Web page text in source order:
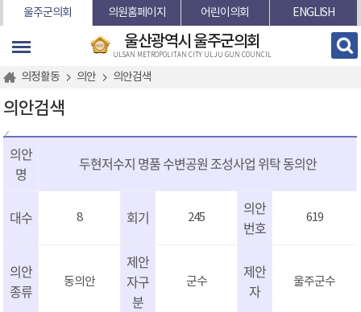
본문바로가기
울주군의회 의원홈페이지 어린이의회 ENGLISH
울산광역시 울주군의회
ULSAN METROPOLITAN CITY ULJU GUN COUNCIL
의정활동 의안 의안검색
의안검색
의안
명
두현저수지 명품 수변공원 조성사업 위탁 동의안
대수 8 회기 245
의안
번호
619
의안
종류
동의안
제안
자구
분
군수
제안
자
울주군수